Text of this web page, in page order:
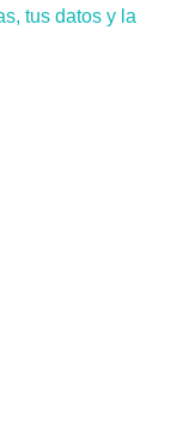
tus datos y la